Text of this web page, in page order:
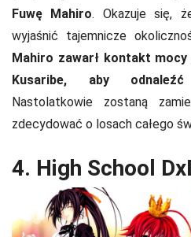
Fuwę Mahiro. Okazuje się,
wyjaśnić tajemnicze
Mahiro zawarł kontakt
Kusaribe, aby
Nastolatkowie zostaną
zdecydować o losach całego
4. High School